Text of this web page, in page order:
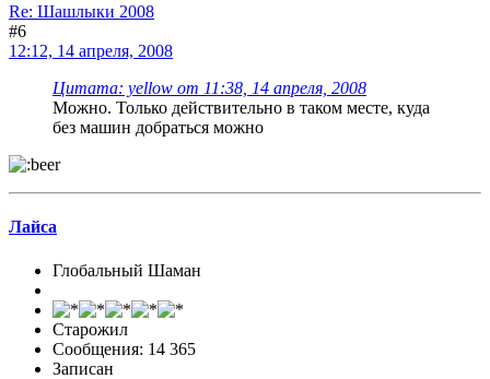
Re: Шашлыки 2008
#6
12:12, 14 апреля, 2008
Цитата: yellow от 11:38, 14 апреля, 2008
Можно. Только действительно в таком месте, куда
без машин добраться можно
Лайса
Глобальный Шаман
Старожил
Сообщения: 14 365
Записан